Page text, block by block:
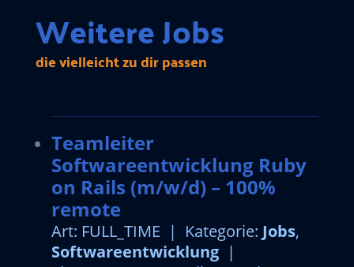
Weitere Jobs
die vielleicht zu dir passen
Teamleiter
Softwareentwicklung Ruby
on Rails (m/w/d) – 100%
remote
Art: FULL_TIME | Kategorie: Jobs,
Softwareentwicklung|